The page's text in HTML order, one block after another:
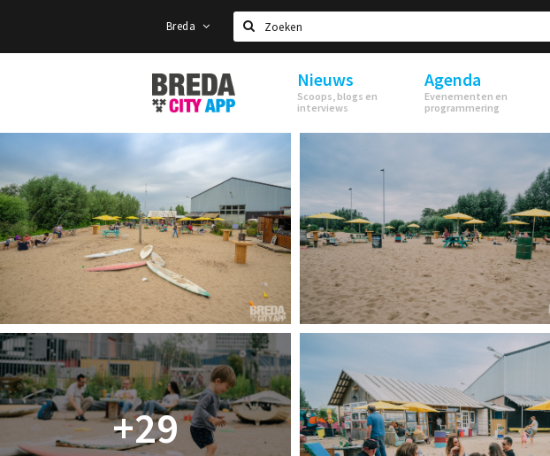
Breda
Zoeken
Stappen
&
Shoppen
Breda
Nieuws
Scoops, blogs en
interviews
Agenda
Evenementen en
programmering
+29